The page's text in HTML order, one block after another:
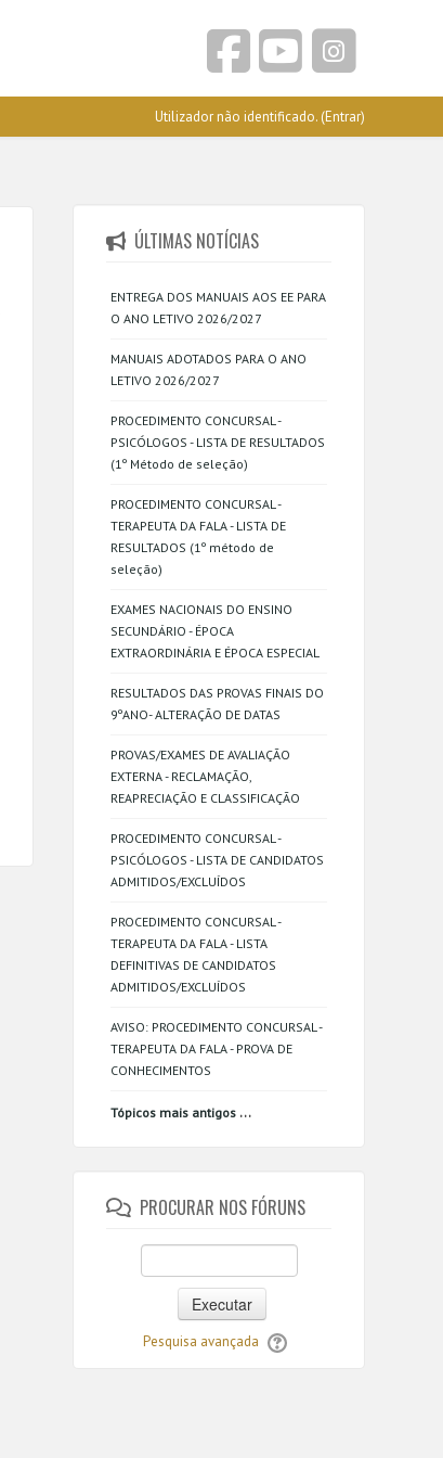
Utilizador não identificado. (Entrar)
ÚLTIMAS NOTÍCIAS
ENTREGA DOS MANUAIS AOS EE PARA
O ANO LETIVO 2026/2027
MANUAIS ADOTADOS PARA O ANO
LETIVO 2026/2027
PROCEDIMENTO CONCURSAL -
PSICÓLOGOS - LISTA DE RESULTADOS
(1º Método de seleção)
PROCEDIMENTO CONCURSAL -
TERAPEUTA DA FALA - LISTA DE
RESULTADOS (1º método de
seleção)
EXAMES NACIONAIS DO ENSINO
SECUNDÁRIO - ÉPOCA
EXTRAORDINÁRIA E ÉPOCA ESPECIAL
RESULTADOS DAS PROVAS FINAIS DO
9ºANO- ALTERAÇÃO DE DATAS
PROVAS/EXAMES DE AVALIAÇÃO
EXTERNA - RECLAMAÇÃO,
REAPRECIAÇÃO E CLASSIFICAÇÃO
PROCEDIMENTO CONCURSAL -
PSICÓLOGOS - LISTA DE CANDIDATOS
ADMITIDOS/EXCLUÍDOS
PROCEDIMENTO CONCURSAL -
TERAPEUTA DA FALA - LISTA
DEFINITIVAS DE CANDIDATOS
ADMITIDOS/EXCLUÍDOS
AVISO: PROCEDIMENTO CONCURSAL -
TERAPEUTA DA FALA - PROVA DE
CONHECIMENTOS
Tópicos mais antigos ...
PROCURAR NOS FÓRUNS
Executar
Pesquisa avançada